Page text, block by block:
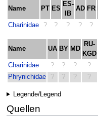
Name PT ES
ES-
IB
AD FR
Charinidae ? ? ? ? ?
Name UA BY MD
RU-
KGD
Charinidae ? ? ? ?
Phrynichidae
? ? ? ?
Legende/Legend
Quellen